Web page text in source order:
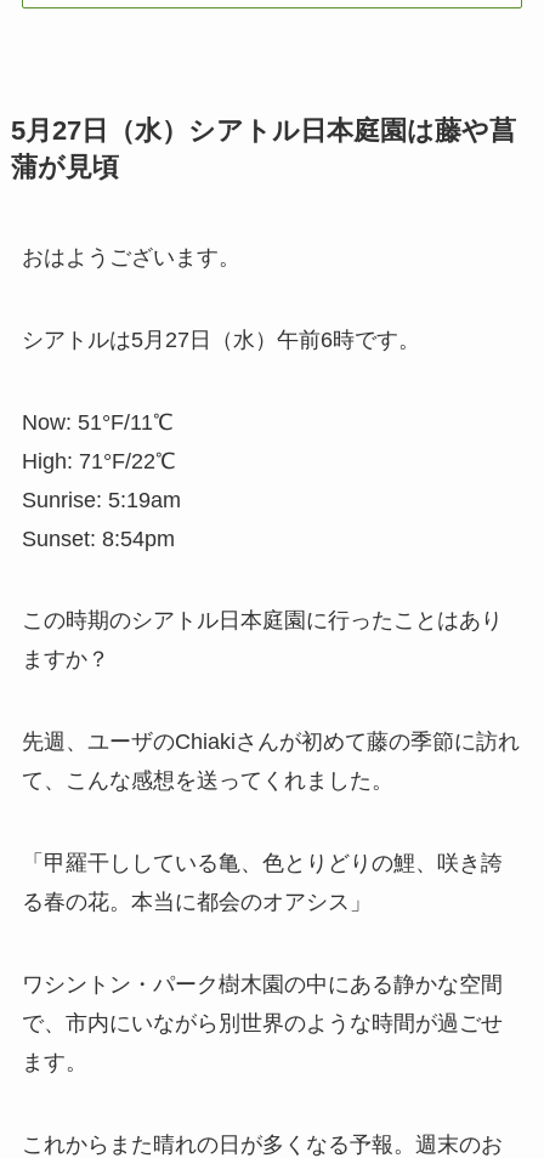
5月27日（水）シアトル日本庭園は藤や菖
蒲が見頃
おはようございます。
シアトルは5月27日（水）午前6時です。
Now: 51°F/11℃
High: 71°F/22℃
Sunrise: 5:19am
Sunset: 8:54pm
この時期のシアトル日本庭園に行ったことはあり
ますか？
先週、ユーザのChiakiさんが初めて藤の季節に訪れ
て、こんな感想を送ってくれました。
「甲羅干ししている亀、色とりどりの鯉、咲き誇
る春の花。本当に都会のオアシス」
ワシントン・パーク樹木園の中にある静かな空間
で、市内にいながら別世界のような時間が過ごせ
ます。
これからまた晴れの日が多くなる予報。週末のお